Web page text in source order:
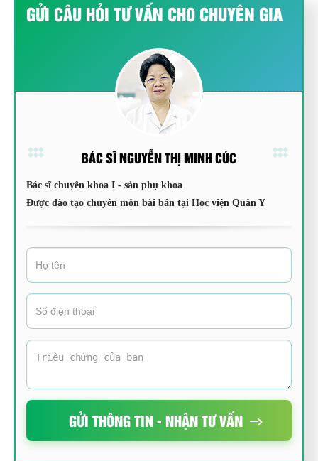
GỬI CÂU HỎI TƯ VẤN CHO CHUYÊN GIA
BÁC SĨ NGUYỄN THỊ MINH CÚC
Bác sĩ chuyên khoa I - sản phụ khoa
Được đào tạo chuyên môn bài bản tại Học viện Quân Y
GỬI THÔNG TIN - NHẬN TƯ VẤN